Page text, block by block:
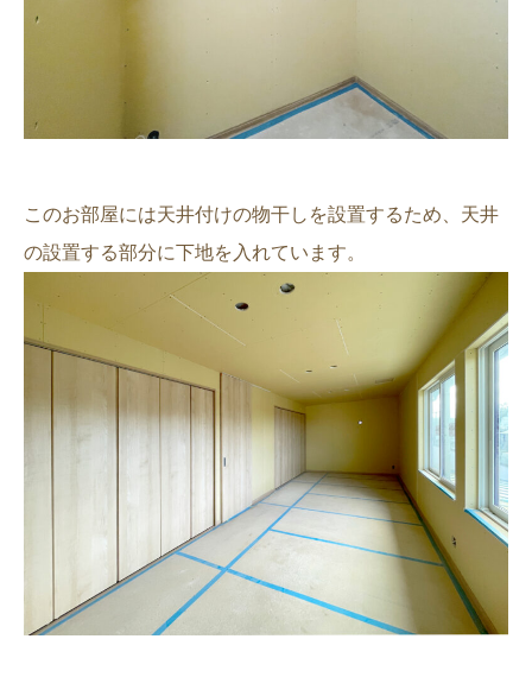
このお部屋には天井付けの物干しを設置するため、天井
の設置する部分に下地を入れています。